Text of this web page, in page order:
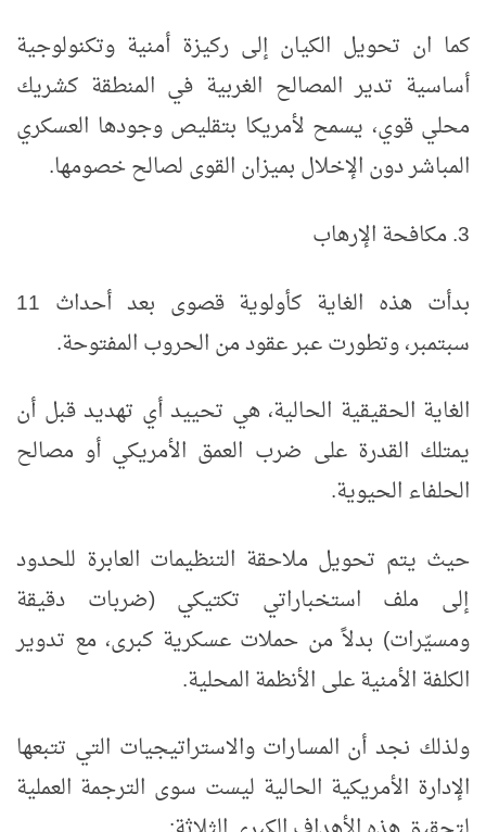
كما ان تحويل الكيان إلى ركيزة أمنية وتكنولوجية
أساسية تدير المصالح الغربية في المنطقة كشريك
محلي قوي، يسمح لأمريكا بتقليص وجودها العسكري
المباشر دون الإخلال بميزان القوى لصالح خصومها.
3. مكافحة الإرهاب
بدأت هذه الغاية كأولوية قصوى بعد أحداث 11
سبتمبر، وتطورت عبر عقود من الحروب المفتوحة.
الغاية الحقيقية الحالية، هي تحييد أي تهديد قبل أن
يمتلك القدرة على ضرب العمق الأمريكي أو مصالح
الحلفاء الحيوية.
حيث يتم تحويل ملاحقة التنظيمات العابرة للحدود
إلى ملف استخباراتي تكتيكي (ضربات دقيقة
ومسيّرات) بدلاً من حملات عسكرية كبرى، مع تدوير
الكلفة الأمنية على الأنظمة المحلية.
ولذلك نجد أن المسارات والاستراتيجيات التي تتبعها
الإدارة الأمريكية الحالية ليست سوى الترجمة العملية